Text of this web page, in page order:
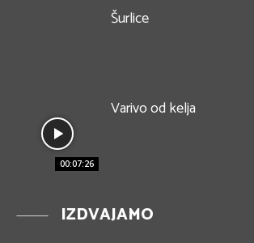
Šurlice
00:07:26
Varivo od kelja
IZDVAJAMO